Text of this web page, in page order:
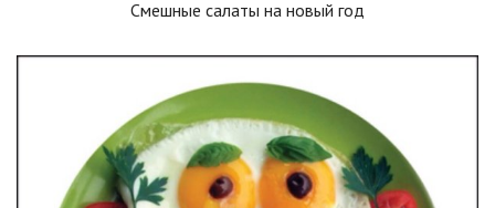
Смешные салаты на новый год